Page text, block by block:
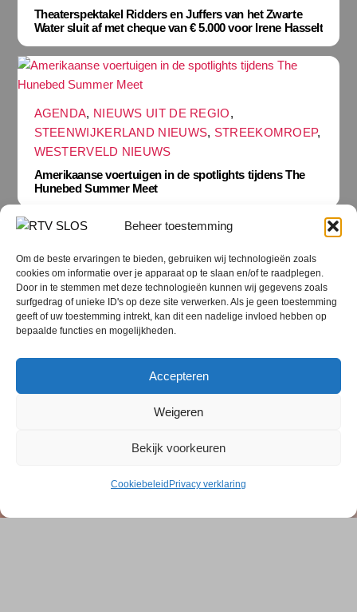
Beheer toestemming
Om de beste ervaringen te bieden, gebruiken wij technologieën zoals
cookies om informatie over je apparaat op te slaan en/of te raadplegen.
Door in te stemmen met deze technologieën kunnen wij gegevens zoals
surfgedrag of unieke ID's op deze site verwerken. Als je geen toestemming
geeft of uw toestemming intrekt, kan dit een nadelige invloed hebben op
bepaalde functies en mogelijkheden.
Accepteren
Weigeren
Bekijk voorkeuren
Cookiebeleid Privacy verklaring
Theaterspektakel Ridders en Juffers van het Zwarte
Water sluit af met cheque van € 5.000 voor Irene Hasselt
AGENDA, NIEUWS UIT DE REGIO,
STEENWIJKERLAND NIEUWS, STREEKOMROEP,
WESTERVELD NIEUWS
Amerikaanse voertuigen in de spotlights tijdens The
Hunebed Summer Meet
NIEUWS UIT DE REGIO,STEENWIJKERLAND
NIEUWS,TEST-CAT
Univé Stichting voor Elkaar steunt Groene Wens Boot
met cheque € 1.500,00
naar
boven
Colofon Klachten Privacy verklaring
Disclaimer